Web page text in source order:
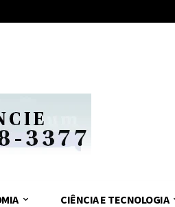
CIÊNCIA E TECNOLOGIA